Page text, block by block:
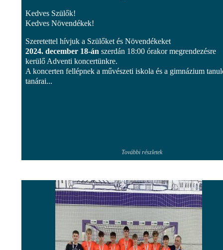
Kedves Szülők!
Kedves Növendékek!
Szeretettel hívjuk a Szülőket és Növendékeket
2024. december 18-án szerdán 18:00 órakor megrendezésre
kerülő Adventi koncertünkre.
A koncerten fellépnek a művészeti iskola és a gimnázium
tanárai...
További részletek